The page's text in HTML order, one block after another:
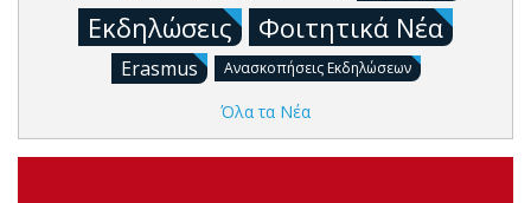
Εκδηλώσεις Φοιτητικά Νέα
Erasmus Ανασκοπήσεις Εκδηλώσεων
Όλα τα Νέα